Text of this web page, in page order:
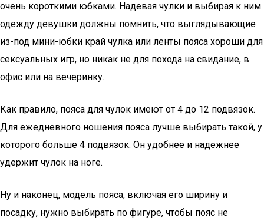
очень короткими юбками. Надевая чулки и выбирая к ним
одежду девушки должны помнить, что выглядывающие
из-под мини-юбки край чулка или ленты пояса хороши для
сексуальных игр, но никак не для похода на свидание, в
офис или на вечеринку.
Как правило, пояса для чулок имеют от 4 до 12 подвязок.
Для ежедневного ношения пояса лучше выбирать такой, у
которого больше 4 подвязок. Он удобнее и надежнее
удержит чулок на ноге.
Ну и наконец, модель пояса, включая его ширину и
посадку, нужно выбирать по фигуре, чтобы пояс не